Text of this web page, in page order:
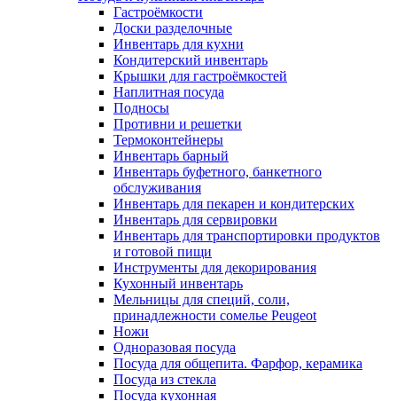
Гастроёмкости
Доски разделочные
Инвентарь для кухни
Кондитерский инвентарь
Крышки для гастроёмкостей
Наплитная посуда
Подносы
Противни и решетки
Термоконтейнеры
Инвентарь барный
Инвентарь буфетного, банкетного
обслуживания
Инвентарь для пекарен и кондитерских
Инвентарь для сервировки
Инвентарь для транспортировки продуктов
и готовой пищи
Инструменты для декорирования
Кухонный инвентарь
Мельницы для специй, соли,
принадлежности сомелье Peugeot
Ножи
Одноразовая посуда
Посуда для общепита. Фарфор, керамика
Посуда из стекла
Посуда кухонная